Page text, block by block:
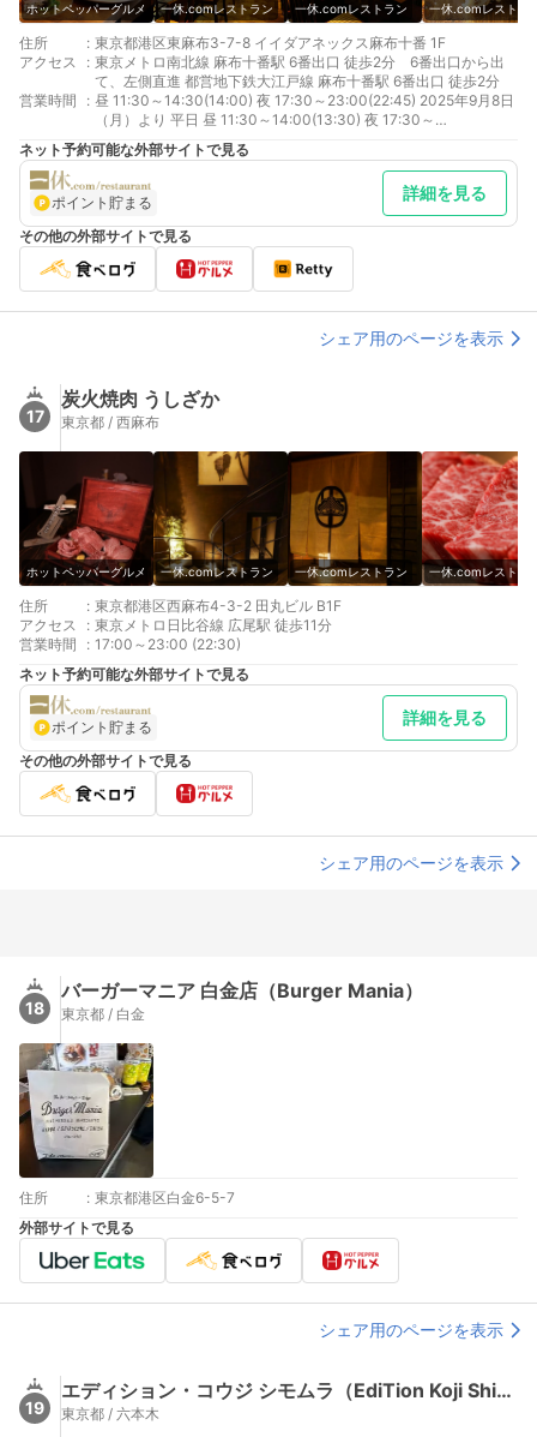
ホットペッパーグルメ 一休.comレストラン 一休.comレストラン 一休.comレストラ
住所 : 東京都港区東麻布3-7-8 イイダアネックス麻布十番 1F
アクセス
: 東京メトロ南北線 麻布十番駅 6番出口 徒歩2分 6番出口から出
て、左側直進 都営地下鉄大江戸線 麻布十番駅 6番出口 徒歩2分
営業時間
: 昼 11:30～14:30(14:00) 夜 17:30～23:00(22:45) 2025年9月8日
（月）より 平日 昼 11:30～14:00(13:30) 夜 17:30～
23:00(22:45) 土日祝 昼 11:30～14:30(14:00) 夜 17:30～
23:00(22:45)
ネット予約可能な外部サイトで見る
ポイント貯まる 詳細を見る
その他の外部サイトで見る
シェア用のページを表示
17
炭火焼肉 うしざか
東京都 / 西麻布
ホットペッパーグルメ 一休.comレストラン 一休.comレストラン 一休.comレストラ
住所 : 東京都港区西麻布4-3-2 田丸ビル B1F
アクセス
: 東京メトロ日比谷線 広尾駅 徒歩11分
営業時間
: 17:00～23:00 (22:30)
ネット予約可能な外部サイトで見る
ポイント貯まる 詳細を見る
その他の外部サイトで見る
シェア用のページを表示
18
バーガーマニア 白金店（Burger Mania）
東京都 / 白金
住所 : 東京都港区白金6-5-7
外部サイトで見る
シェア用のページを表示
19
エディション・コウジ シモムラ（EdiTion Koji Shimomura）
東京都 / 六本木